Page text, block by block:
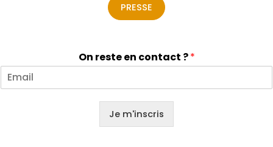
PRESSE
On reste en contact ?*
Je m'inscris